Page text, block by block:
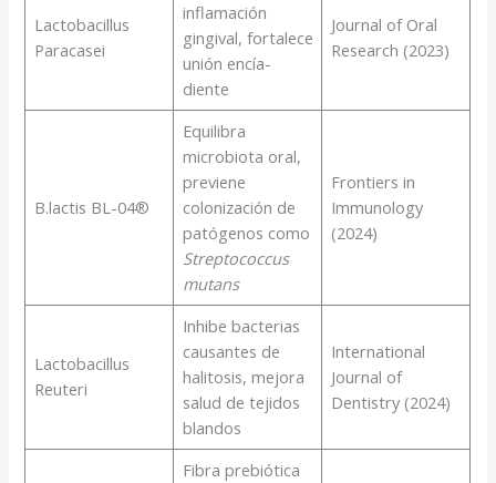
Lactobacillus
Paracasei
inflamación
gingival, fortalece
unión encía-
diente
Journal of Oral
Research (2023)
B.lactis BL-04®
Equilibra
microbiota oral,
previene
colonización de
patógenos como
Streptococcus
mutans
Frontiers in
Immunology
(2024)
Lactobacillus
Reuteri
Inhibe bacterias
causantes de
halitosis, mejora
salud de tejidos
blandos
International
Journal of
Dentistry (2024)
Fibra prebiótica